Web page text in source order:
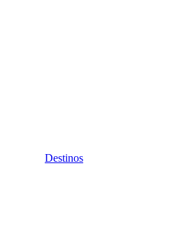
Destinos